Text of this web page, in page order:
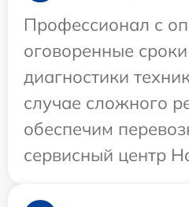
Профессионал с
оговоренные
диагностики
случае сложного
обеспечим
сервисный центр